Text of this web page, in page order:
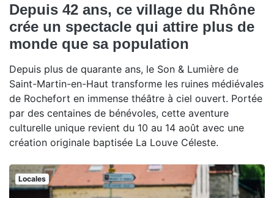
Depuis 42 ans, ce village du Rhône
crée un spectacle qui attire plus de
monde que sa population
Depuis plus de quarante ans, le Son & Lumière de
Saint-Martin-en-Haut transforme les ruines médiévales
de Rochefort en immense théâtre à ciel ouvert. Portée
par des centaines de bénévoles, cette aventure
culturelle unique revient du 10 au 14 août avec une
création originale baptisée La Louve Céleste.
Locales